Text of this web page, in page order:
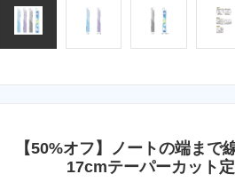
【50%オフ】ノートの端まで
17cmテーパーカット